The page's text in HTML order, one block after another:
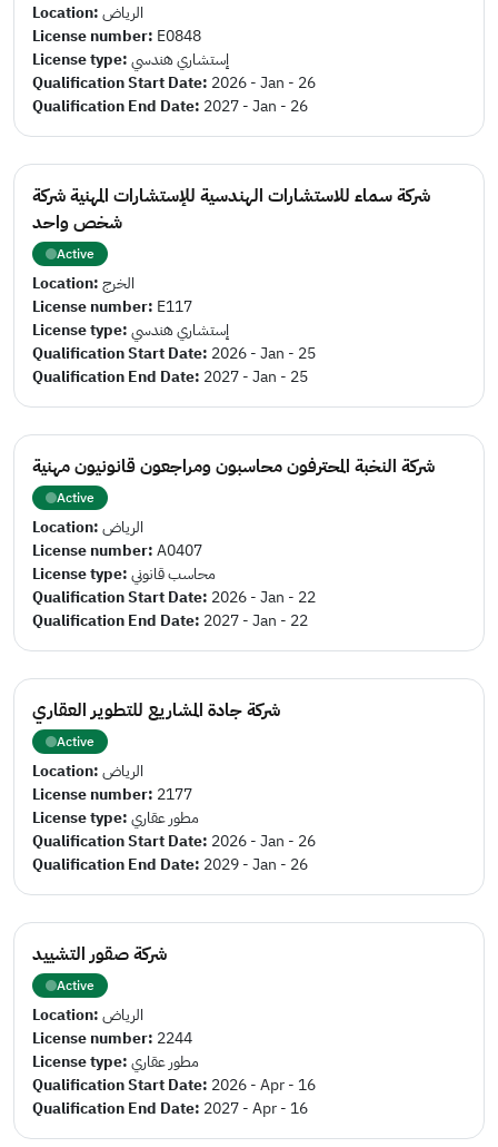
Location:الرياض
License number: E0848
License type:إستشاري هندسي
Qualification Start Date: 2026 - Jan - 26
Qualification End Date: 2027 - Jan - 26
شركة سماء للاستشارات الهندسية للإستشارات المهنية شركة
شخص واحد
Active
Location:الخرج
License number: E117
License type:إستشاري هندسي
Qualification Start Date: 2026 - Jan - 25
Qualification End Date: 2027 - Jan - 25
شركة النخبة المحترفون محاسبون ومراجعون قانونيون مهنية
Active
Location:الرياض
License number:A0407
License type:محاسب قانوني
Qualification Start Date: 2026 - Jan - 22
Qualification End Date: 2027 - Jan - 22
شركة جادة المشاريع للتطوير العقاري
Active
Location:الرياض
License number: 2177
License type:مطور عقاري
Qualification Start Date: 2026 - Jan - 26
Qualification End Date: 2029 - Jan - 26
شركة صقور التشييد
Active
Location:الرياض
License number: 2244
License type:مطور عقاري
Qualification Start Date: 2026 - Apr - 16
Qualification End Date: 2027 - Apr - 16